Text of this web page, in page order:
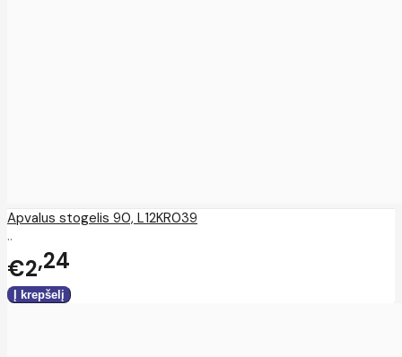
Apvalus stogelis 90, L12KR039
..
€2 24